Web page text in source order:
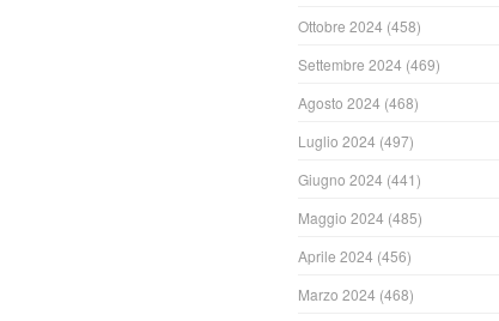
Ottobre 2024 (458)
Settembre 2024 (469)
Agosto 2024 (468)
Luglio 2024 (497)
Giugno 2024 (441)
Maggio 2024 (485)
Aprile 2024 (456)
Marzo 2024 (468)